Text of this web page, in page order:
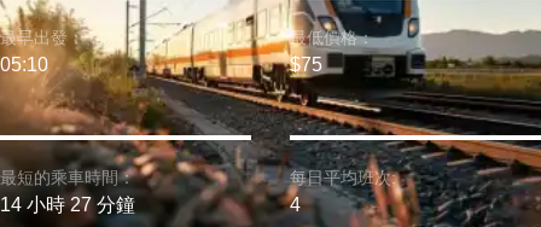
最短的乘車時間：
14 小時 27 分鐘
最早出發：
05:10
最低價格：
$75
每日平均班次:
4